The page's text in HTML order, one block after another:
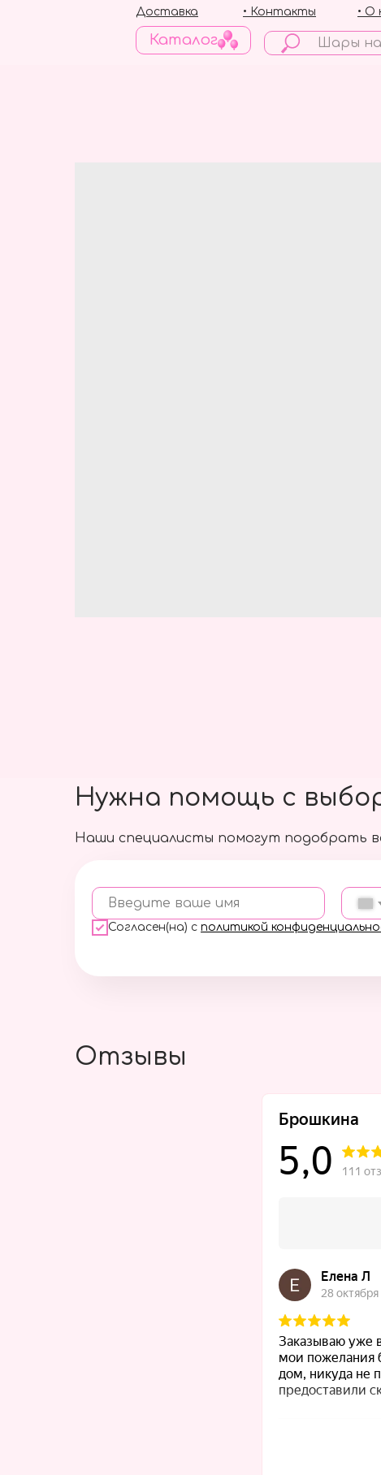
Каталог
• О
• Контакты
Доставка
Наши специалисты помогут подобрать
Введите ваше имя
Согласен(на) с политикой
Нужна помощь с
Отзывы